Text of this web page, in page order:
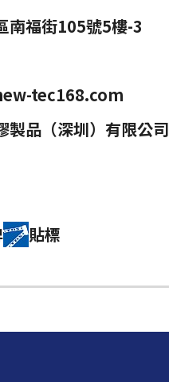
南福街105號5樓-3
tec168.com
製品（深圳）有限公司
貼標